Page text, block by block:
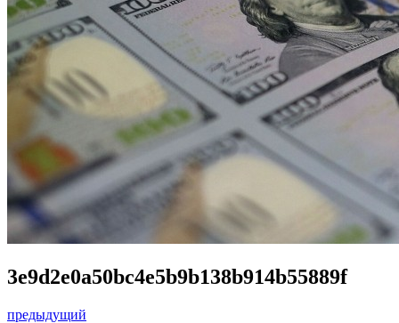
3e9d2e0a50bc4e5b9b138b914b55889f
предыдущий